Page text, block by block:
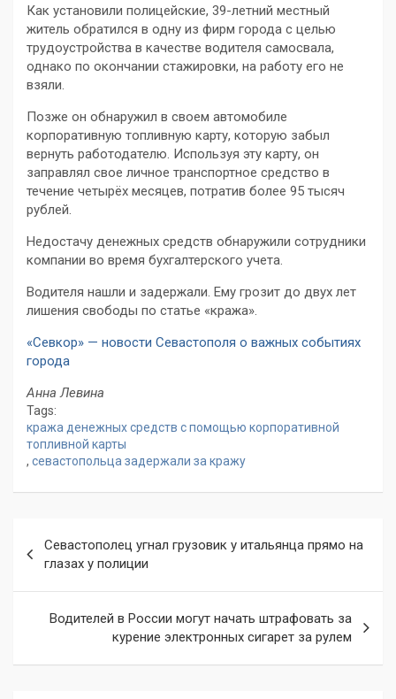
Как установили полицейские, 39-летний местный
житель обратился в одну из фирм города с целью
трудоустройства в качестве водителя самосвала,
однако по окончании стажировки, на работу его не
взяли.
Позже он обнаружил в своем автомобиле
корпоративную топливную карту, которую забыл
вернуть работодателю. Используя эту карту, он
заправлял свое личное транспортное средство в
течение четырёх месяцев, потратив более 95 тысяч
рублей.
Недостачу денежных средств обнаружили сотрудники
компании во время бухгалтерского учета.
Водителя нашли и задержали. Ему грозит до двух лет
лишения свободы по статье «кража».
«Севкор» — новости Севастополя о важных событиях
города
Анна Левина
Tags:
кража денежных средств с помощью корпоративной
топливной карты
, севастопольца задержали за кражу
по
записям
Севастополец угнал грузовик у итальянца прямо на
глазах у полиции
Водителей в России могут начать штрафовать за
курение электронных сигарет за рулем